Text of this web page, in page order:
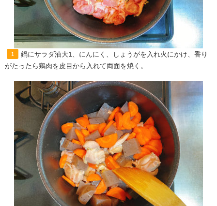
1
鍋にサラダ油大1、にんにく、しょうがを入れ火にかけ、香り
がたったら鶏肉を皮目から入れて両面を焼く。